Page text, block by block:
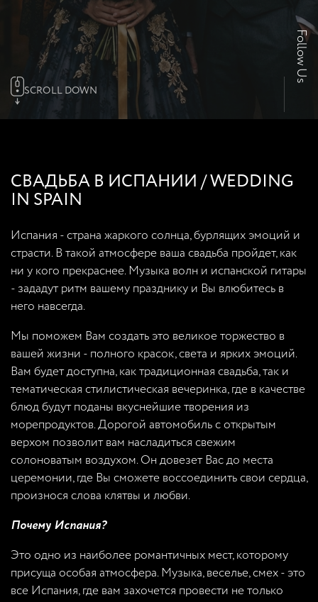
SCROLL DOWN
Follow Us
СВАДЬБА В ИСПАНИИ / WEDDING
IN SPAIN
Испания - страна жаркого солнца, бурлящих эмоций и
страсти. В такой атмосфере ваша свадьба пройдет, как
ни у кого прекраснее. Музыка волн и испанской гитары
- зададут ритм вашему празднику и Вы влюбитесь в
него навсегда.
Мы поможем Вам создать это великое торжество в
вашей жизни - полного красок, света и ярких эмоций.
Вам будет доступна, как традиционная свадьба, так и
тематическая стилистическая вечеринка, где в качестве
блюд будут поданы вкуснейшие творения из
морепродуктов. Дорогой автомобиль с открытым
верхом позволит вам насладиться свежим
солоноватым воздухом. Он довезет Вас до места
церемонии, где Вы сможете воссоединить свои сердца,
произнося слова клятвы и любви.
Почему Испания?
Это одно из наиболее романтичных мест, которому
присуща особая атмосфера. Музыка, веселье, смех - это
все Испания, где вам захочется провести не только